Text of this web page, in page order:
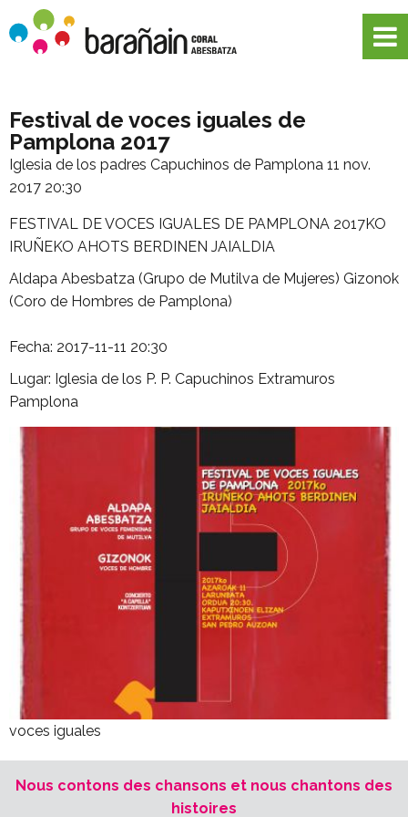
Festival de voces iguales de
Pamplona 2017
Iglesia de los padres Capuchinos de Pamplona 11 nov.
2017 20:30
FESTIVAL DE VOCES IGUALES DE PAMPLONA 2017KO
IRUÑEKO AHOTS BERDINEN JAIALDIA
Aldapa Abesbatza (Grupo de Mutilva de Mujeres) Gizonok
(Coro de Hombres de Pamplona)
Fecha: 2017-11-11 20:30
Lugar: Iglesia de los P. P. Capuchinos Extramuros
Pamplona
voces iguales
Nous contons des chansons et nous chantons des
histoires